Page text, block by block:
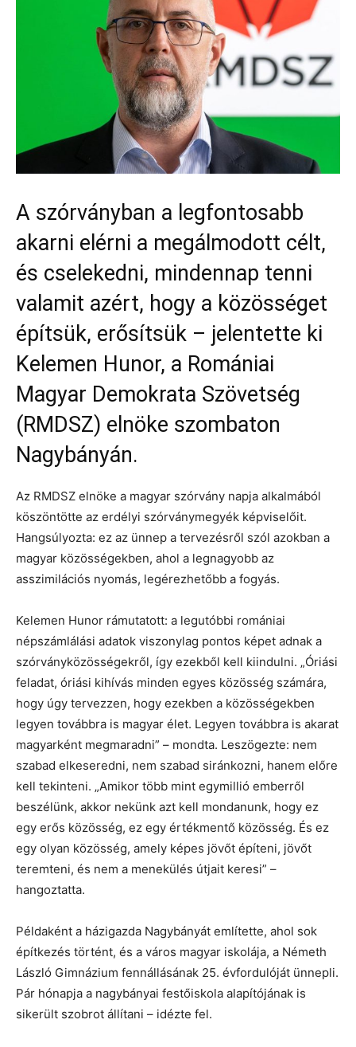
A szórványban a legfontosabb
akarni elérni a megálmodott célt,
és cselekedni, mindennap tenni
valamit azért, hogy a közösséget
építsük, erősítsük – jelentette ki
Kelemen Hunor, a Romániai
Magyar Demokrata Szövetség
(RMDSZ) elnöke szombaton
Nagybányán.
Az RMDSZ elnöke a magyar szórvány napja alkalmából
köszöntötte az erdélyi szórványmegyék képviselőit.
Hangsúlyozta: ez az ünnep a tervezésről szól azokban a
magyar közösségekben, ahol a legnagyobb az
asszimilációs nyomás, legérezhetőbb a fogyás.
Kelemen Hunor rámutatott: a legutóbbi romániai
népszámlálási adatok viszonylag pontos képet adnak a
szórványközösségekről, így ezekből kell kiindulni. „Óriási
feladat, óriási kihívás minden egyes közösség számára,
hogy úgy tervezzen, hogy ezekben a közösségekben
legyen továbbra is magyar élet. Legyen továbbra is akarat
magyarként megmaradni” – mondta. Leszögezte: nem
szabad elkeseredni, nem szabad siránkozni, hanem előre
kell tekinteni. „Amikor több mint egymillió emberről
beszélünk, akkor nekünk azt kell mondanunk, hogy ez
egy erős közösség, ez egy értékmentő közösség. És ez
egy olyan közösség, amely képes jövőt építeni, jövőt
teremteni, és nem a menekülés útjait keresi” –
hangoztatta.
Példaként a házigazda Nagybányát említette, ahol sok
építkezés történt, és a város magyar iskolája, a Németh
László Gimnázium fennállásának 25. évfordulóját ünnepli.
Pár hónapja a nagybányai festőiskola alapítójának is
sikerült szobrot állítani – idézte fel.